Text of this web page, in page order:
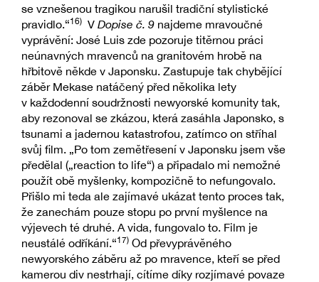
se vznešenou tragikou narušil tradiční stylistické
pravidlo.“16) V Dopise č. 9 najdeme mravoučné
vyprávění: José Luis zde pozoruje titěrnou práci
neúnavných mravenců na granitovém hrobě na
hřbitově někde v Japonsku. Zastupuje tak chybějící
záběr Mekase natáčený před několika lety
v každodenní soudržnosti newyorské komunity tak,
aby rezonoval se zkázou, která zasáhla Japonsko, s
tsunami a jadernou katastrofou, zatímco on stříhal
svůj film. „Po tom zemětřesení v Japonsku jsem vše
předělal („reaction to life“) a připadalo mi nemožné
použít obě myšlenky, kompozičně to nefungovalo.
Přišlo mi teda ale zajímavé ukázat tento proces tak,
že zanechám pouze stopu po první myšlence na
výjevech té druhé. A vida, fungovalo to. Film je
neustálé odříkání.“17) Od převyprávěného
newyorského záběru až po mravence, kteří se před
kamerou div nestrhají, cítíme díky rozjímavé povaze